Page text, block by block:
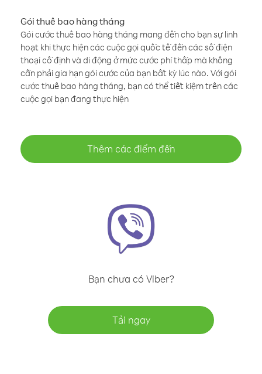
Gói thuê bao hàng tháng
Gói cước thuê bao hàng tháng mang đến cho bạn sự linh
hoạt khi thực hiện các cuộc gọi quốc tế đến các số điện
thoại cố định và di động ở mức cước phí thấp mà không
cần phải gia hạn gói cước của bạn bất kỳ lúc nào. Với gói
cước thuê bao hàng tháng, bạn có thể tiết kiệm trên các
cuộc gọi bạn đang thực hiện
Thêm các điểm đến
Bạn chưa có Viber?
Tải ngay